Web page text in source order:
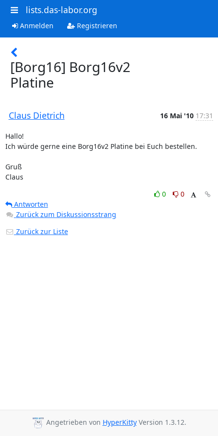
lists.das-labor.org
Anmelden Registrieren
[Borg16] Borg16v2
Platine
Claus Dietrich 16 Mai '10 17:31
Hallo!
Ich würde gerne eine Borg16v2 Platine bei Euch bestellen.
Gruß
Claus
0
0
Antworten
Zurück zum Diskussionsstrang
Zurück zur Liste
Angetrieben von HyperKittyVersion 1.3.12.